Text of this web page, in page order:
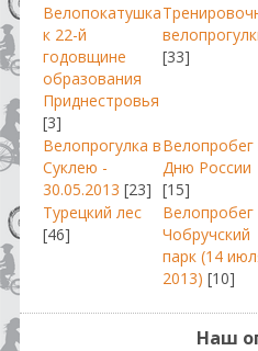
Велопокатушка
к 22-й
годовщине
образования
Приднестровья
[3]
[33]
Велопрогулка в
Суклею -
30.05.2013 [23]
Велопробег
Дню России
[15]
Турецкий лес
[46]
Велопробег
Чобручский
парк (14
2013) [10]
Наш